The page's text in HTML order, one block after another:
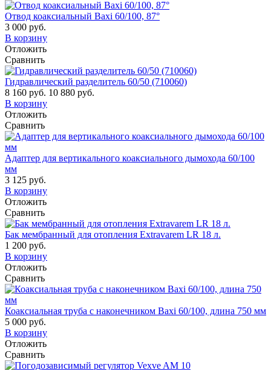
Отвод коаксиальный Baxi 60/100, 87°
3 000 руб.
В корзину
Отложить
Сравнить
Гидравлический разделитель 60/50 (710060)
8 160 руб. 10 880 руб.
В корзину
Отложить
Сравнить
Адаптер для вертикального коаксиального дымохода 60/100
мм
3 125 руб.
В корзину
Отложить
Сравнить
Бак мембранный для отопления Extravarem LR 18 л.
1 200 руб.
В корзину
Отложить
Сравнить
Коаксиальная труба с наконечником Baxi 60/100, длина 750 мм
5 000 руб.
В корзину
Отложить
Сравнить